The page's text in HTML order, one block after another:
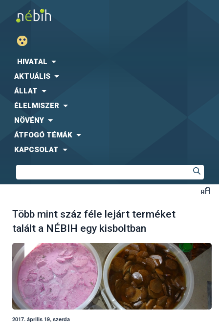
HIVATAL
AKTUÁLIS
ÁLLAT
ÉLELMISZER
NÖVÉNY
ÁTFOGÓ TÉMÁK
KAPCSOLAT
Több mint száz féle lejárt terméket
talált a NÉBIH egy kisboltban
2017. április 19, szerda